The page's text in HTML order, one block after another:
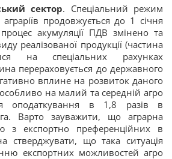
сектор. Спеціальний режим
продовжується до 1 січня
акумуляції ПДВ змінено та
реалізованої продукції (частина
на спеціальних рахунках
перераховується до державного
вплине на розвиток даного
на малий та середній агро
оподаткування в 1,8 разів в
Варто зауважити, що аграрна
з експортно преференційних в
стверджувати, що така ситуація
експортних можливостей агро